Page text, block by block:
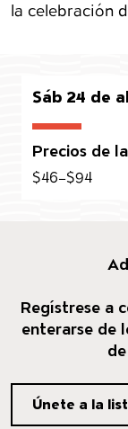
la celebración
Sáb 24 de
Precios de
$46–$94
Regístrese a
enterarse de
Únete a la